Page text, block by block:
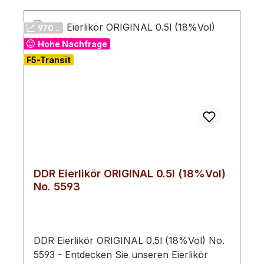
970 ..
Hohe Nachfrage
F5-Transit
DDR Eierlikör ORIGINAL 0.5l (18%Vol)
No. 5593
DDR Eierlikör ORIGINAL 0.5l (18%Vol) No.
5593 - Entdecken Sie unseren Eierlikör